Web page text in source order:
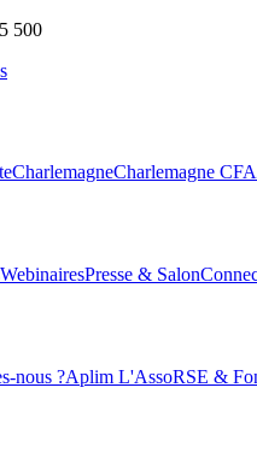
500
CharlemagneCharlemagne
WebinairesPresse & Salon
nous ?Aplim L'AssoRSE &